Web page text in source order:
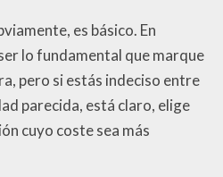
es básico. En
lo fundamental que marque
pero si estás indeciso entre
parecida, está claro, elige
cuyo coste sea más